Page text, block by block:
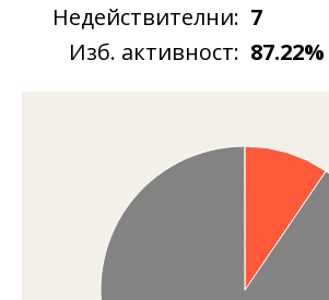
Недействителни: 7
Изб. активност: 87.22%